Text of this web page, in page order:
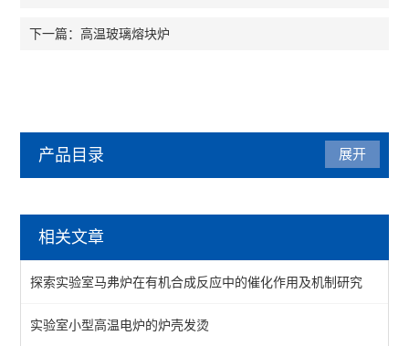
下一篇： 高温玻璃熔块炉
产品目录
陶瓷纤维马弗炉
箱式马弗炉
分体式马弗炉
展开
相关文章
探索实验室马弗炉在有机合成反应中的催化作用及机制研究
实验室小型高温电炉的炉壳发烫